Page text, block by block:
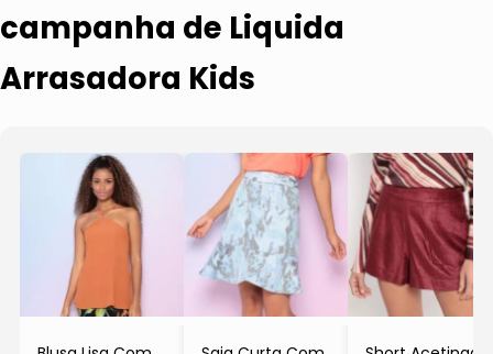
campanha de Liquida
Arrasadora Kids